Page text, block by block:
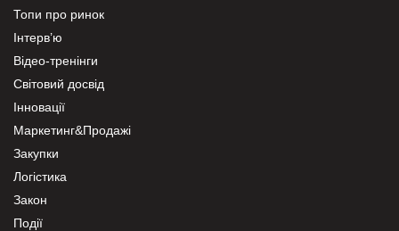
Топи про ринок
Інтерв’ю
Відео-тренінги
Світовий досвід
Інновації
Маркетинг&Продажі
Закупки
Логістика
Закон
Події